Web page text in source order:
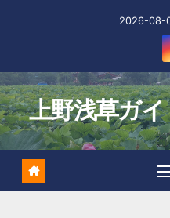
2026-08-
上野浅草ガ